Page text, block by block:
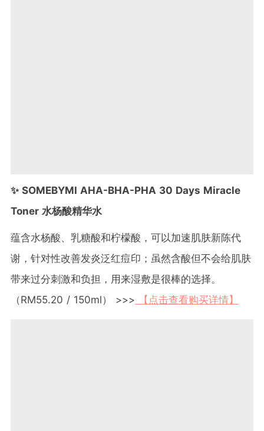
✨ SOMEBYMI AHA-BHA-PHA 30 Days Miracle
Toner 水杨酸精华水
蕴含水杨酸、乳糖酸和柠檬酸，可以加速肌肤新陈代
谢，针对性改善发炎泛红痘印；虽然含酸但不会给肌肤
带来过分刺激和负担，用来湿敷是很棒的选择。
（RM55.20 / 150ml） >>> 【点击查看购买详情】